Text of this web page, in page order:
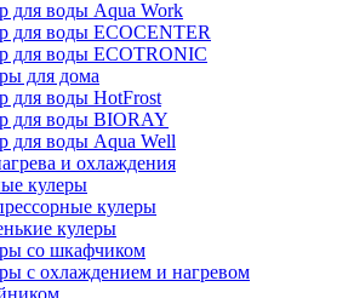
для воды Aqua Work
для воды ECOCENTER
для воды ECOTRONIC
для дома
для воды HotFrost
для воды BIORAY
для воды Aqua Well
и охлаждения
кулеры
кулеры
кулеры
со шкафчиком
с охлаждением и нагревом